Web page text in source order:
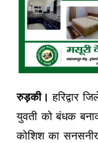
रुड़की। हरिद्वार
युवती को बंधक
कोशिश का